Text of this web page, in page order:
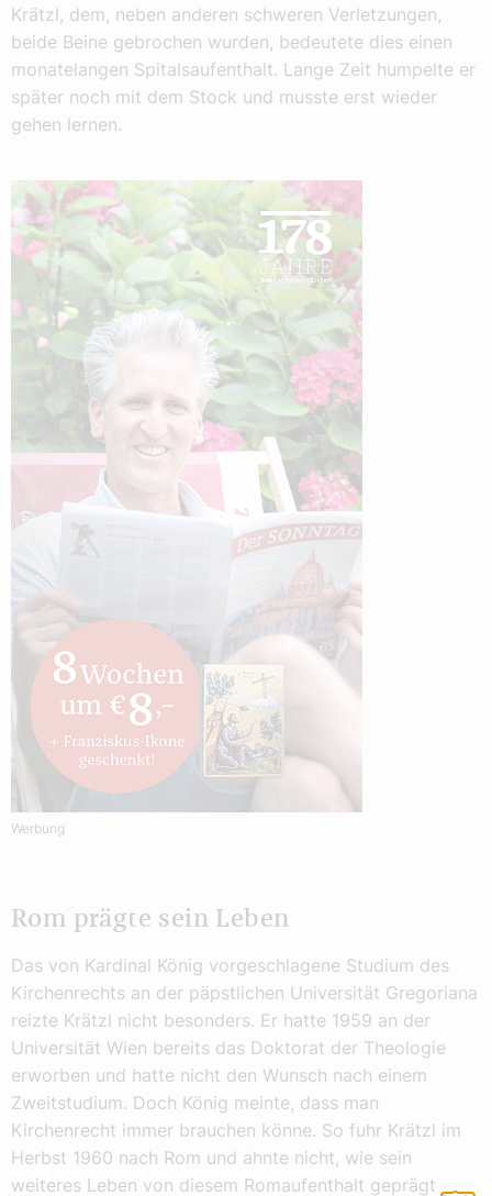
Krätzl, dem, neben anderen schweren Verletzungen,
beide Beine gebrochen wurden, bedeutete dies einen
monatelangen Spitalsaufenthalt. Lange Zeit humpelte er
später noch mit dem Stock und musste erst wieder
gehen lernen.
Werbung
Rom prägte sein Leben
Das von Kardinal König vorgeschlagene Studium des
Kirchenrechts an der päpstlichen Universität Gregoriana
reizte Krätzl nicht besonders. Er hatte 1959 an der
Universität Wien bereits das Doktorat der Theologie
erworben und hatte nicht den Wunsch nach einem
Zweitstudium. Doch König meinte, dass man
Kirchenrecht immer brauchen könne. So fuhr Krätzl im
Herbst 1960 nach Rom und ahnte nicht, wie sein
weiteres Leben von diesem Romaufenthalt geprägt